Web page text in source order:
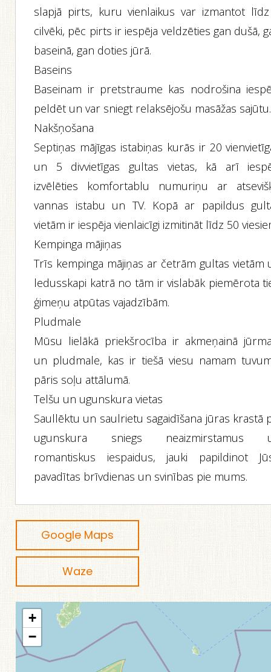
slapjā pirts, kuru vienlaikus var izmantot
cilvēki, pēc pirts ir iespēja veldzēties gan dušā,
baseinā, gan doties jūrā.
Baseins
Baseinam ir pretstraume kas nodrošina
peldēt un var sniegt relaksējošu masāžas sajūtu.
Nakšņošana
Septiņas mājīgas istabiņas kurās ir 20
un 5 divvietīgas gultas vietas, kā arī
izvēlēties komfortablu numuriņu ar
vannas istabu un TV. Kopā ar papildus
vietām ir iespēja vienlaicīgi izmitināt līdz 50
Kempinga mājiņas
Trīs kempinga mājiņas ar četrām gultas vietām
ledusskapi katrā no tām ir vislabāk piemērota
ģimeņu atpūtas vajadzībām.
Pludmale
Mūsu lielākā priekšrocība ir akmeņainā
un pludmale, kas ir tiešā viesu namam
pāris soļu attālumā.
Telšu un ugunskura vietas
Saullēktu un saulrietu sagaidīšana jūras krastā
ugunskura sniegs neaizmirstamus
romantiskus iespaidus, jauki papildinot
pavadītas brīvdienas un svinības pie mums.
Google Maps
Waze
+
−